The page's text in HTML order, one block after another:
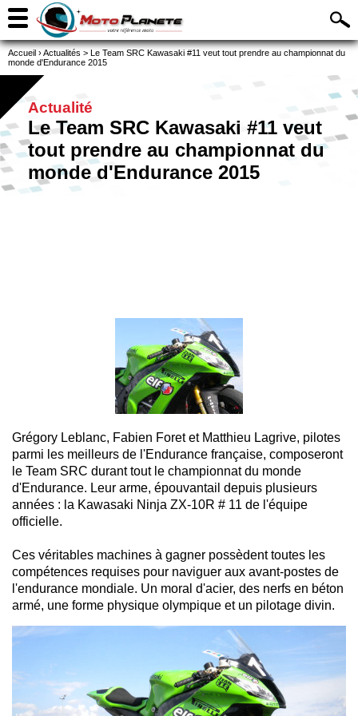
Accueil ›Actualités > Le Team SRC Kawasaki #11 veut tout prendre au championnat du
monde d'Endurance 2015
Actualité
Le Team SRC Kawasaki #11 veut
tout prendre au championnat du
monde d'Endurance 2015
Grégory Leblanc, Fabien Foret et Matthieu Lagrive, pilotes
parmi les meilleurs de l'Endurance française, composeront
le Team SRC durant tout le championnat du monde
d'Endurance. Leur arme, épouvantail depuis plusieurs
années : la Kawasaki Ninja ZX-10R # 11 de l'équipe
officielle.
Ces véritables machines à gagner possèdent toutes les
compétences requises pour naviguer aux avant-postes de
l'endurance mondiale. Un moral d'acier, des nerfs en béton
armé, une forme physique olympique et un pilotage divin.